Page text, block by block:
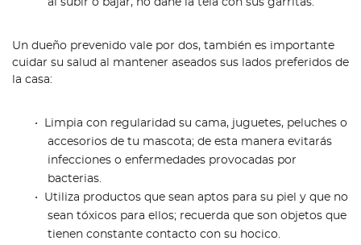
Un dueño prevenido vale por dos, también es importante
cuidar su salud al mantener aseados sus lados preferidos de
la casa:
Limpia con regularidad su cama, juguetes, peluches o
accesorios de tu mascota; de esta manera evitarás
infecciones o enfermedades provocadas por
bacterias.
Utiliza productos que sean aptos para su piel y que no
sean tóxicos para ellos; recuerda que son objetos que
tienen constante contacto con su hocico.